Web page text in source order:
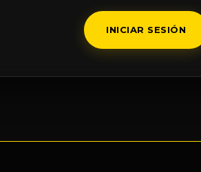
INICIAR SESIÓN